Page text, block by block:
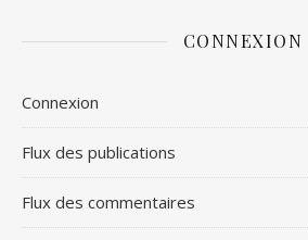
CONNEXION
Connexion
Flux des publications
Flux des commentaires